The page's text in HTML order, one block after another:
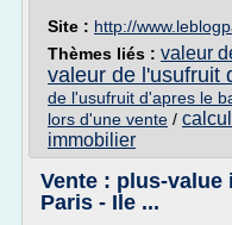
Site : http://
Thèmes liés : valeur
valeur de l'usufruit
de l'usufruit d'apres le
lors d'une vente /
immobilier
Vente : plus-value
Paris - Ile ...